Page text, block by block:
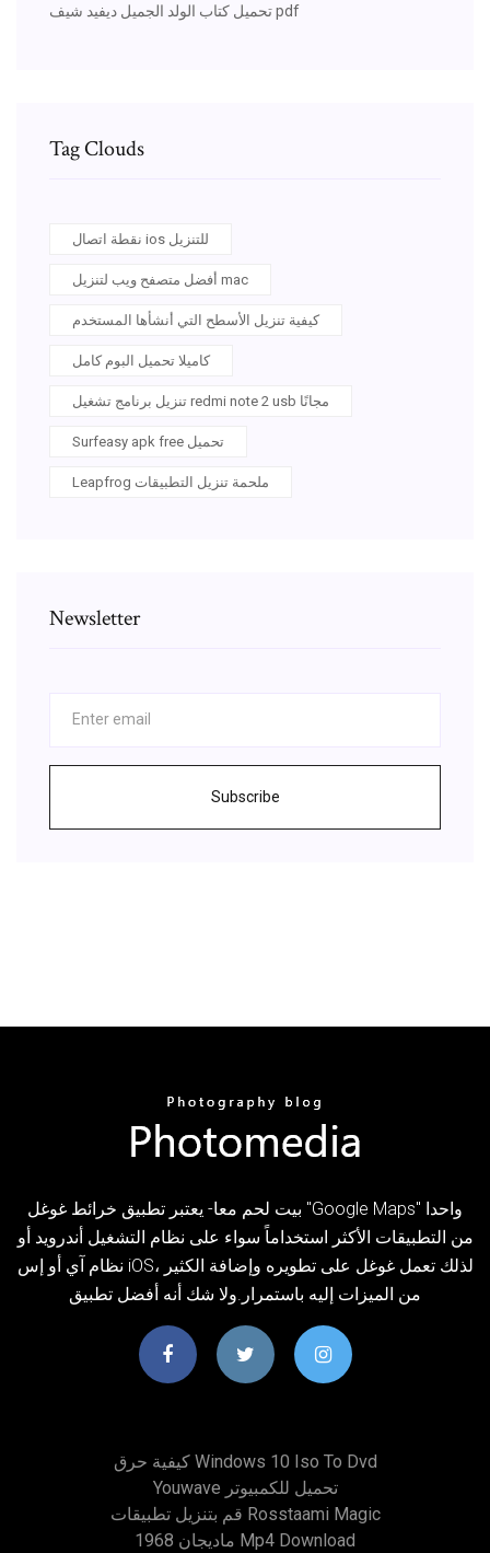
تحميل كتاب الولد الجميل ديفيد شيف pdf
Tag Clouds
نقطة اتصال ios للتنزيل
أفضل متصفح ويب لتنزيل mac
كيفية تنزيل الأسطح التي أنشأها المستخدم
كاميلا تحميل البوم كامل
تنزيل برنامج تشغيل redmi note 2 usb مجانًا
Surfeasy apk free تحميل
Leapfrog ملحمة تنزيل التطبيقات
Newsletter
Subscribe
بيت لحم معا- يعتبر تطبيق خرائط غوغل "Google Maps" واحدا
من التطبيقات الأكثر استخداماً سواء على نظام التشغيل أندرويد أو
نظام آي أو إس iOS، لذلك تعمل غوغل على تطويره وإضافة الكثير
من الميزات إليه باستمرار.ولا شك أنه أفضل تطبيق
كيفية حرق Windows 10 Iso To Dvd
Youwave تحميل للكمبيوتر
قم بتنزيل تطبيقات Rosstaami Magic
ماديجان 1968 Mp4 Download